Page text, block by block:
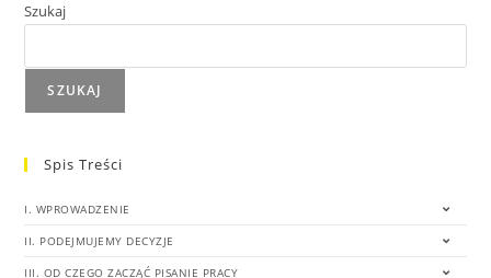
Szukaj
SZUKAJ
Spis Treści
I. WPROWADZENIE
II. PODEJMUJEMY DECYZJE
III. OD CZEGO ZACZĄĆ PISANIE PRACY